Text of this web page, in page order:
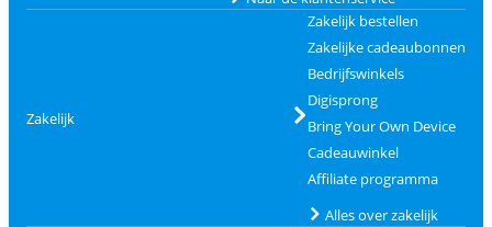
Zakelijk
Zakelijk bestellen
Zakelijke cadeaubonnen
Bedrijfswinkels
Digisprong
Bring Your Own Device
Cadeauwinkel
Affiliate programma
Alles over zakelijk